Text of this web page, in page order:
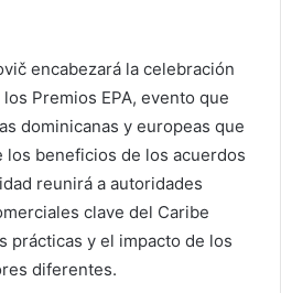
encabezará la celebración
Premios EPA, evento que
dominicanas y europeas que
los beneficios de los acuerdos
reunirá a autoridades
clave del Caribe
prácticas y el impacto de los
diferentes.